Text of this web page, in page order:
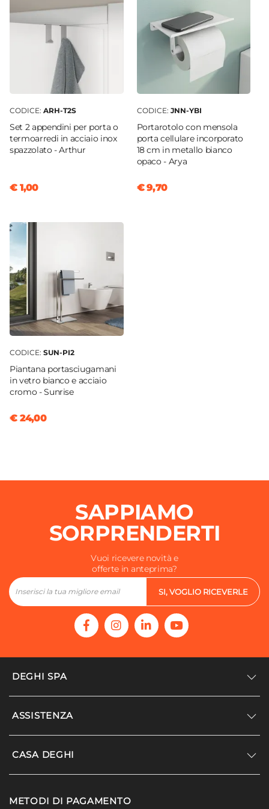
CODICE: ARH-T2S
Set 2 appendini per porta o
termoarredi in acciaio inox
spazzolato - Arthur
€ 1,00
CODICE: JNN-YBI
Portarotolo con mensola
porta cellulare incorporato
18 cm in metallo bianco
opaco - Arya
€ 9,70
CODICE: SUN-PI2
Piantana portasciugamani
in vetro bianco e acciaio
cromo - Sunrise
€ 24,00
SAPPIAMO
SORPRENDERTI
Vuoi ricevere novità e
offerte in anteprima?
SI, VOGLIO RICEVERLE
DEGHI SPA
Accedi/Registrati
Modello organizzativo e codice etico
ASSISTENZA
Supporto
Agevolazioni fiscali
CASA DEGHI
I nostri luoghi
METODI DI PAGAMENTO